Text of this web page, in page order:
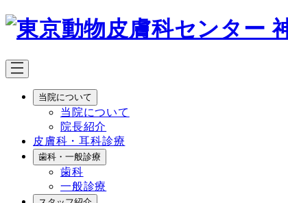
メ
コ
ン
当院について
当院について
院長紹介
皮膚科・耳科診療
歯科・一般診療
歯科
一般診療